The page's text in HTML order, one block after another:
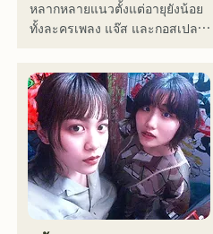
หลากหลายแนวตั้งแต่อายุยังน้อย
ทั้งละครเพลง แจ๊ส และกอสเปล
เธอได้ปรากฏตัวในสื่อต่างๆ
มากมาย โดยส่วนใหญ่อยู่ในบ้าน
เกิดของเธอที่ฟุกุโอกะและคิวชู
และยังมีส่วนร่วมในเพลงและ
ภาพยนตร์โฆษณาของบริษัท
มากมาย
ตั้งแต่ปี 2014 ถึง 2017 เธอพำนัก